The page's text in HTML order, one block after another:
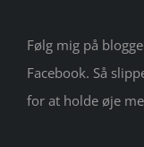
Følg mig på
Facebook. Så
for at holde øje